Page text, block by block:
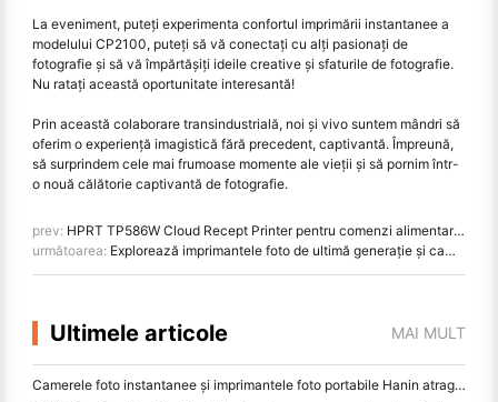
La eveniment, puteți experimenta confortul imprimării instantanee a
modelului CP2100, puteți să vă conectați cu alți pasionați de
fotografie și să vă împărtășiți ideile creative și sfaturile de fotografie.
Nu ratați această oportunitate interesantă!
Prin această colaborare transindustrială, noi și vivo suntem mândri să
oferim o experiență imagistică fără precedent, captivantă. Împreună,
să surprindem cele mai frumoase momente ale vieții și să pornim într-
o nouă călătorie captivantă de fotografie.
prev: HPRT TP586W Cloud Recept Printer pentru comenzi alimentare, acum disponibil!
următoarea: Explorează imprimantele foto de ultimă generație și camerele foto instantanee HPRT la CES 2025
Ultimele articole MAI MULT
Camerele foto instantanee și imprimantele foto portabile Hanin atrag un interes puternic la IEAE Shenzhen 2026